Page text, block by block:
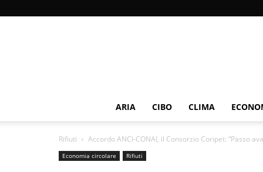
ARIA CIBO CLIMA
Rifiuti Accordo ANCI-CONAI, il Consorzio Coripet: “Passo
Economia circolare Rifiuti